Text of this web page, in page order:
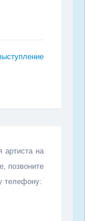
артиста на
позвоните
телефону: